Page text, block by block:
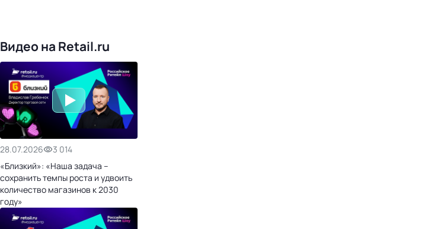
Видео на Retail.ru
28.07.2026
3 014
«Близкий»: «Наша задача –
сохранить темпы роста и удвоить
количество магазинов к 2030
году»